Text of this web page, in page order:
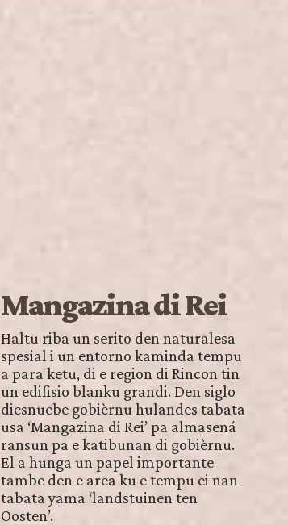
Mangazina di Rei
Haltu riba un serito den naturalesa
spesial i un entorno kaminda tempu
a para ketu, di e region di Rincon tin
un edifisio blanku grandi. Den siglo
diesnuebe gobièrnu hulandes tabata
usa ‘Mangazina di Rei’ pa almasená
ransun pa e katibunan di gobièrnu.
El a hunga un papel importante
tambe den e area ku e tempu ei nan
tabata yama ‘landstuinen ten
Oosten’.